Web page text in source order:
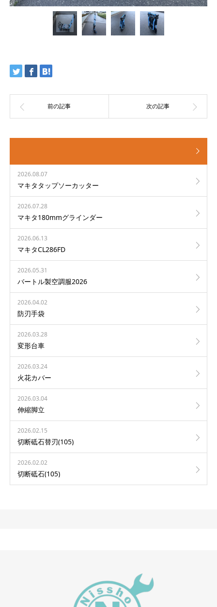
2026.08.07
マキタタップソーカッター
2026.07.28
マキタ180mmグラインダー
2026.06.13
マキタCL286FD
2026.05.31
バートル製空調服2026
2026.04.02
防刃手袋
2026.03.28
変形台車
2026.03.24
火花カバー
2026.03.04
伸縮脚立
2026.02.15
切断砥石替刃(105)
2026.02.02
切断砥石(105)